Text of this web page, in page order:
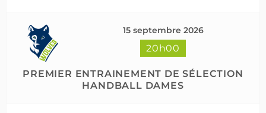
15 septembre 2026
20h00
PREMIER ENTRAINEMENT DE SÉLECTION
HANDBALL DAMES